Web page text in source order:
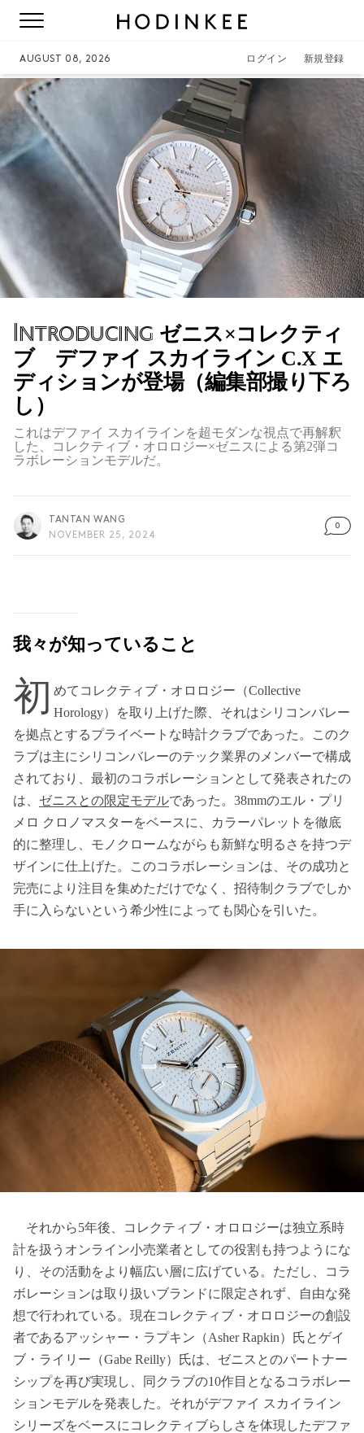
AUGUST 08, 2026 ログイン 新規登録
Introducing ゼニス×コレクティ
ブ デファイ スカイライン C.X エ
ディションが登場（編集部撮り下ろ
し）
これはデファイ スカイラインを超モダンな視点で再解釈
した、コレクティブ・オロロジー×ゼニスによる第2弾コ
ラボレーションモデルだ。
TANTAN WANG
NOVEMBER 25, 2024
0
我々が知っていること
初 めてコレクティブ・オロロジー（Collective
Horology）を取り上げた際、それはシリコンバレー
を拠点とするプライベートな時計クラブであった。このク
ラブは主にシリコンバレーのテック業界のメンバーで構成
されており、最初のコラボレーションとして発表されたの
は、 ゼニスとの限定モデルであった。38mmのエル・プリ
メロ クロノマスターをベースに、カラーパレットを徹底
的に整理し、モノクロームながらも新鮮な明るさを持つデ
ザインに仕上げた。このコラボレーションは、その成功と
完売により注目を集めただけでなく、招待制クラブでしか
手に入らないという希少性によっても関心を引いた。
それから5年後、コレクティブ・オロロジーは独立系時
計を扱うオンライン小売業者としての役割も持つようにな
り、その活動をより幅広い層に広げている。ただし、コラ
ボレーションは取り扱いブランドに限定されず、自由な発
想で行われている。現在コレクティブ・オロロジーの創設
者であるアッシャー・ラプキン（Asher Rapkin）氏とゲイ
ブ・ライリー（Gabe Reilly）氏は、ゼニスとのパートナー
シップを再び実現し、同クラブの10作目となるコラボレー
ションモデルを発表した。それがデファイ スカイライン
シリーズをベースにコレクティブらしさを体現したデファ